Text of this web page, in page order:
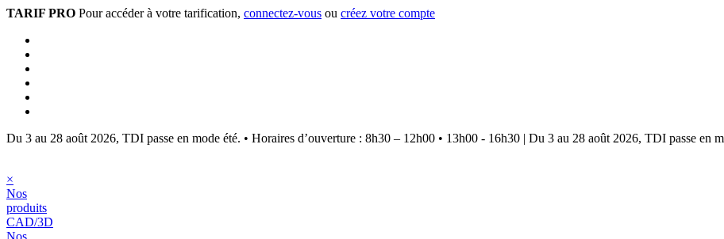
TARIF PRO Pour accéder à votre tarification, connectez-vous ou créez votre compte
Du 3 au 28 août 2026, TDI passe en mode été. • Horaires d’ouverture : 8h30 – 12h00 • 13h00 - 16h30 | Du 3 au 28 août 2026, TDI passe en
×
Nos
produits
CAD/3D
Nos